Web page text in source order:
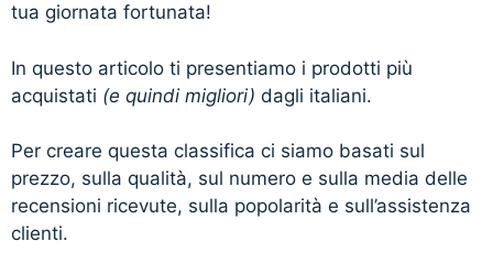
tua giornata fortunata!
In questo articolo ti presentiamo i prodotti più
acquistati (e quindi migliori) dagli italiani.
Per creare questa classifica ci siamo basati sul
prezzo, sulla qualità, sul numero e sulla media delle
recensioni ricevute, sulla popolarità e sull’assistenza
clienti.